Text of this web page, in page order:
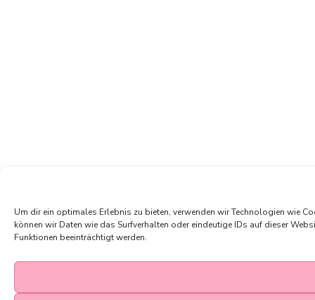
Um dir ein optimales Erlebnis zu bieten, verwenden wir Technologien wie
können wir Daten wie das Surfverhalten oder eindeutige IDs auf dieser
Funktionen beeinträchtigt werden.